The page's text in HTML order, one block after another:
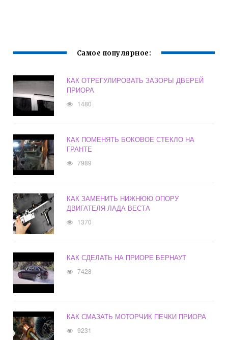
Самое популярное:
КАК ОТРЕГУЛИРОВАТЬ ЗАЗОРЫ ДВЕРЕЙ
ПРИОРА
1480
КАК ПОМЕНЯТЬ БОКОВОЕ СТЕКЛО НА
ГРАНТЕ
7989
КАК ЗАМЕНИТЬ НИЖНЮЮ ОПОРУ
ДВИГАТЕЛЯ ЛАДА ВЕСТА
1370
КАК СДЕЛАТЬ НА ПРИОРЕ БЕРНАУТ
7428
КАК СМАЗАТЬ МОТОРЧИК ПЕЧКИ ПРИОРА
9231